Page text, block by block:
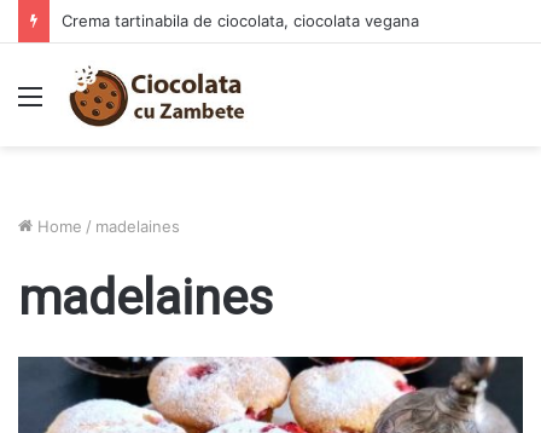
Crema tartinabila de ciocolata, ciocolata vegana
Menu
Home / madelaines
madelaines